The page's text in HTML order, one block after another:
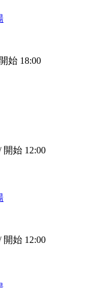
始 18:00
開始 12:00
開始 12:00